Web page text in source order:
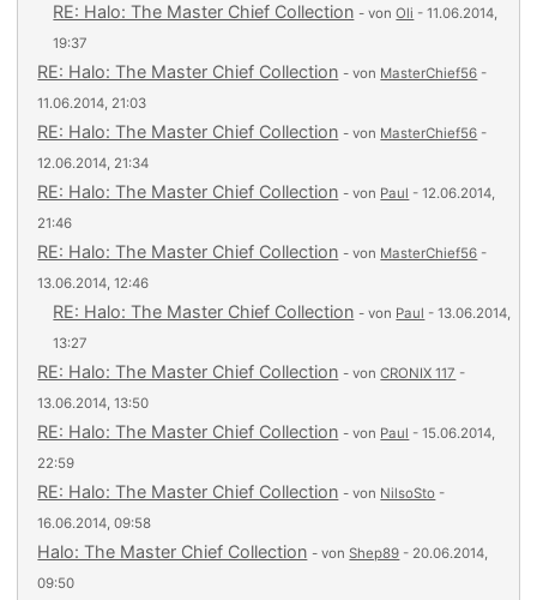
RE: Halo: The Master Chief Collection - vonOli - 11.06.2014,
19:37
RE: Halo: The Master Chief Collection - von MasterChief56 -
11.06.2014, 21:03
RE: Halo: The Master Chief Collection - von MasterChief56 -
12.06.2014, 21:34
RE: Halo: The Master Chief Collection - von Paul - 12.06.2014,
21:46
RE: Halo: The Master Chief Collection - von MasterChief56 -
13.06.2014, 12:46
RE: Halo: The Master Chief Collection - von Paul - 13.06.2014,
13:27
RE: Halo: The Master Chief Collection - vonCRONIX 117 -
13.06.2014, 13:50
RE: Halo: The Master Chief Collection - von Paul - 15.06.2014,
22:59
RE: Halo: The Master Chief Collection - von NilsoSto -
16.06.2014, 09:58
Halo: The Master Chief Collection - vonShep89 - 20.06.2014,
09:50